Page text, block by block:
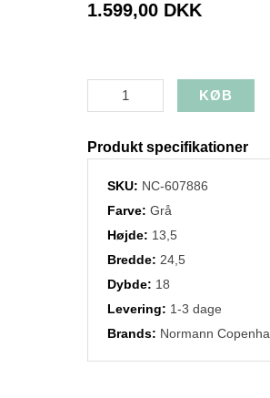
1.599,00 DKK
Produkt specifikationer
SKU: NC-607886
Farve:Grå
Højde: 13,5
Bredde: 24,5
Dybde: 18
Levering: 1-3 dage
Brands: Normann